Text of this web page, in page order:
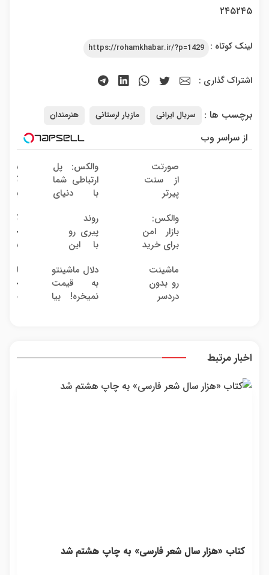
۲۴۵۲۴۵
لینک کوتاه : https://rohamkhabar.ir/?p=1429
اشتراک گذاری :
برچسب ها : سریال ایرانی مازیار لرستانی هنرمندان
از سراسر وب
صورتت
از سنت
پیرتر
میده؟
اندولیفت
برش
والکس: پل
ارتباطی شما
با دنیای
دیجیتال
بدون
با
38
والکس:
بازار امن
برای خرید
دارایی‌های
دیجیتال
روند
پیری رو
با این
گیاهی
معکوس
کن
یک
روش
ماشینت
رو بدون
دردسر
دلال ماشینتو
به قیمت
نمیخره! بیا
واقعی*
اخبار مرتبط
کتاب «هزار سال شعر فارسی» به چاپ هشتم شد